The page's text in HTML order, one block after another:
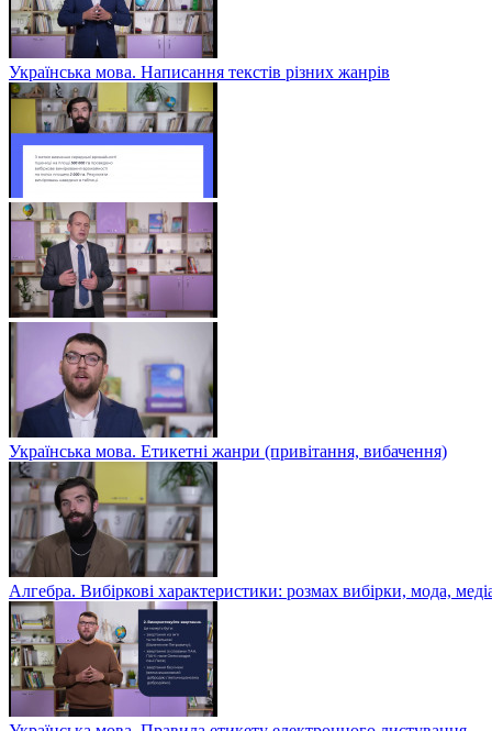
Українська мова. Написання текстів різних жанрів
Українська мова. Етикетні жанри (привітання, вибачення)
Алгебра. Вибіркові характеристики: розмах вибірки, мода,